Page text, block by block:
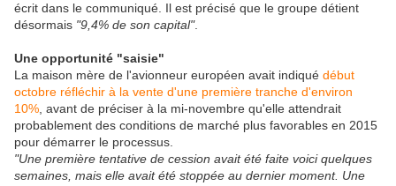
écrit dans le communiqué. Il est précisé que le groupe détient
désormais "9,4% de son capital".
Une opportunité "saisie"
La maison mère de l'avionneur européen avait indiqué début
octobre réfléchir à la vente d'une première tranche d'environ
10% , avant de préciser à la mi-novembre qu'elle attendrait
probablement des conditions de marché plus favorables en 2015
pour démarrer le processus.
"Une première tentative de cession avait été faite voici quelques
semaines, mais elle avait été stoppée au dernier moment. Une